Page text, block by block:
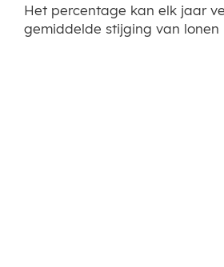
Het percentage kan elk jaar
gemiddelde stijging van lonen